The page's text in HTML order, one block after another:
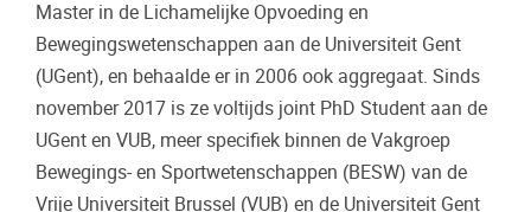
Master in de Lichamelijke Opvoeding en
Bewegingswetenschappen aan de Universiteit Gent
(UGent), en behaalde er in 2006 ook aggregaat. Sinds
november 2017 is ze voltijds joint PhD Student aan de
UGent en VUB, meer specifiek binnen de Vakgroep
Bewegings- en Sportwetenschappen (BESW) van de
Vrije Universiteit Brussel (VUB) en de Universiteit Gent